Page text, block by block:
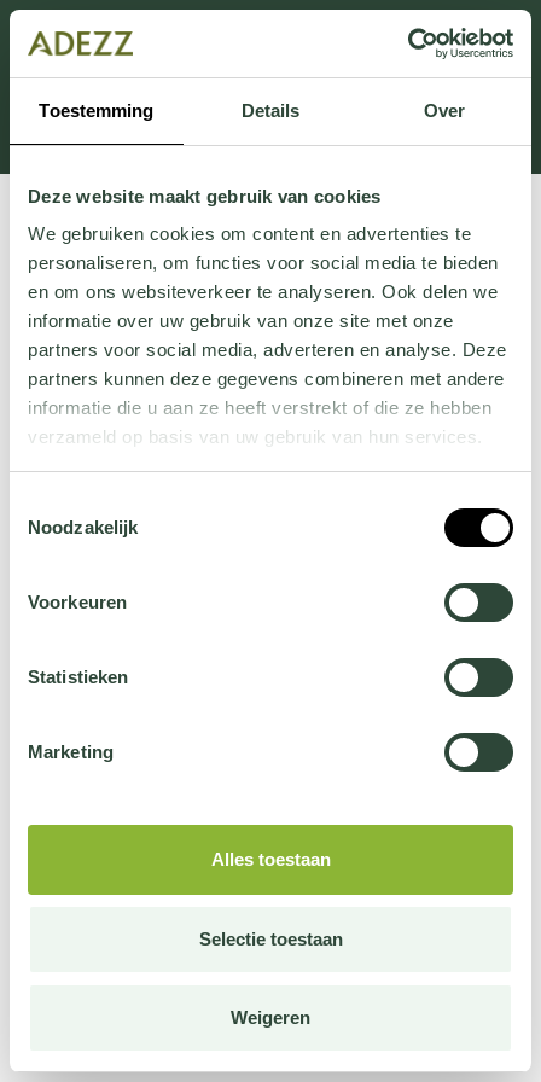
Toestemming Details Over
Deze website maakt gebruik van cookies
We gebruiken cookies om content en advertenties te
personaliseren, om functies voor social media te bieden
en om ons websiteverkeer te analyseren. Ook delen we
informatie over uw gebruik van onze site met onze
partners voor social media, adverteren en analyse. Deze
partners kunnen deze gegevens combineren met andere
informatie die u aan ze heeft verstrekt of die ze hebben
verzameld op basis van uw gebruik van hun services.
jehier.
Noodzakelijk
Voorkeuren
Statistieken
Marketing
Alles toestaan
Selectie toestaan
Weigeren
Ten dział jest obecnie w konserwacji. Jeśli brakuje Ci
informacji.
możesz zadzwonić pod numer +31 413 351 272 lub